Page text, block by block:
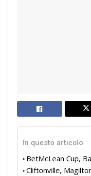
In questo articolo
BetMcLean Cup,
Cliftonville,